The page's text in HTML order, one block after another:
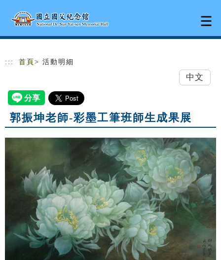
::: 首頁 > 活動明細
中文
郭振坤老師-彩墨工筆班師生成果展